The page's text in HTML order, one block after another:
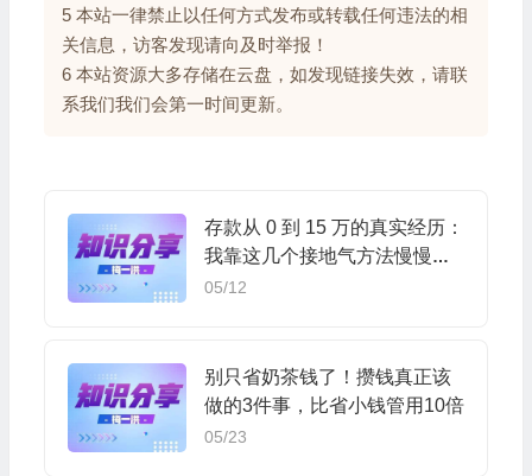
5 本站一律禁止以任何方式发布或转载任何违法的相
关信息，访客发现请向及时举报！
6 本站资源大多存储在云盘，如发现链接失效，请联
系我们我们会第一时间更新。
存款从 0 到 15 万的真实经历：
我靠这几个接地气方法慢慢变
富
05/12
别只省奶茶钱了！攒钱真正该
做的3件事，比省小钱管用10倍
05/23